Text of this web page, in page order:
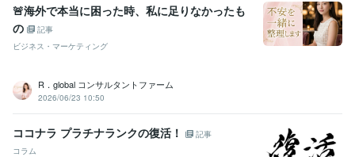
🚨海外で本当に困った時、私に足りなかったも
の
記事
ビジネス・マーケティング
R．global コンサルタントファーム
2026/06/23 10:50
ココナラ プラチナランクの復活！
記事
コラム